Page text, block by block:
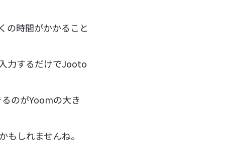
の時間がかかること
力するだけでJooto
のがYoomの大き
しれませんね。